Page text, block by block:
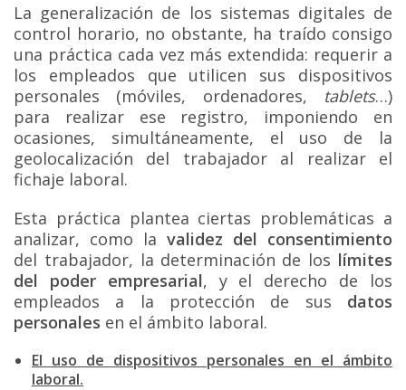
La generalización de los sistemas digitales de
control horario, no obstante, ha traído consigo
una práctica cada vez más extendida: requerir a
los empleados que utilicen sus dispositivos
personales (móviles, ordenadores, tablets…)
para realizar ese registro, imponiendo en
ocasiones, simultáneamente, el uso de la
geolocalización del trabajador al realizar el
fichaje laboral.
Esta práctica plantea ciertas problemáticas a
analizar, como la validez del consentimiento
del trabajador, la determinación de los límites
del poder empresarial, y el derecho de los
empleados a la protección de sus datos
personales en el ámbito laboral.
El uso de dispositivos personales en el ámbito
laboral.